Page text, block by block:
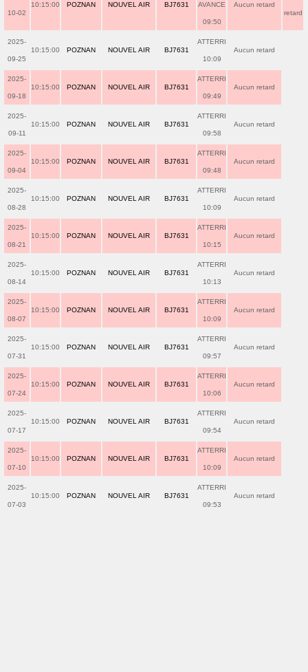
10-02
10:15:00 POZNAN NOUVEL AIR BJ7631 AVANCE
09:50
Aucun retard
retard
2025-
09-25
10:15:00 POZNAN NOUVEL AIR BJ7631
ATTERRI
10:09
Aucun retard
2025-
09-18
10:15:00 POZNAN NOUVEL AIR BJ7631
ATTERRI
09:49
Aucun retard
2025-
09-11
10:15:00 POZNAN NOUVEL AIR BJ7631
ATTERRI
09:58
Aucun retard
2025-
09-04
10:15:00 POZNAN NOUVEL AIR BJ7631
ATTERRI
09:48
Aucun retard
2025-
08-28
10:15:00 POZNAN NOUVEL AIR BJ7631
ATTERRI
10:09
Aucun retard
2025-
08-21
10:15:00 POZNAN NOUVEL AIR BJ7631
ATTERRI
10:15
Aucun retard
2025-
08-14
10:15:00 POZNAN NOUVEL AIR BJ7631
ATTERRI
10:13
Aucun retard
2025-
08-07
10:15:00 POZNAN NOUVEL AIR BJ7631
ATTERRI
10:09
Aucun retard
2025-
07-31
10:15:00 POZNAN NOUVEL AIR BJ7631
ATTERRI
09:57
Aucun retard
2025-
07-24
10:15:00 POZNAN NOUVEL AIR BJ7631
ATTERRI
10:06
Aucun retard
2025-
07-17
10:15:00 POZNAN NOUVEL AIR BJ7631
ATTERRI
09:54
Aucun retard
2025-
07-10
10:15:00 POZNAN NOUVEL AIR BJ7631
ATTERRI
10:09
Aucun retard
2025-
07-03
10:15:00 POZNAN NOUVEL AIR BJ7631
ATTERRI
09:53
Aucun retard